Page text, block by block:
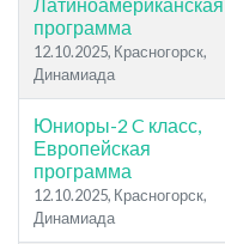
программа
12.10.2025, Красногорск,
Динамиада
Юниоры-2 C класс,
Европейская
программа
12.10.2025, Красногорск,
Динамиада